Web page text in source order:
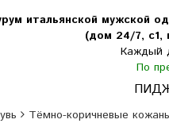
итальянской мужской
(дом 24/7, с1,
Каждый
По
Тёмно-коричневые